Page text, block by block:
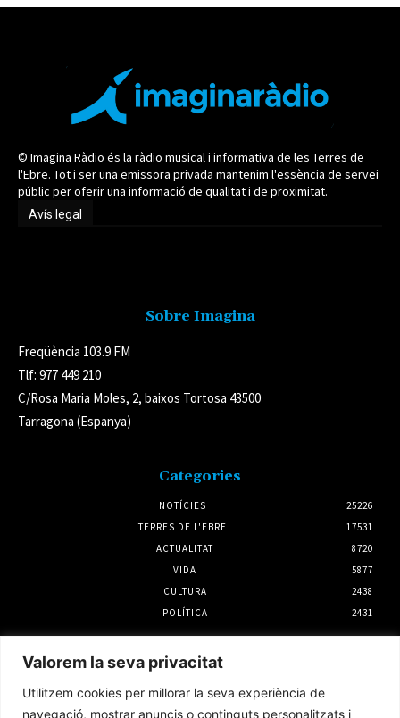
Valorem la seva privacitat
Utilitzem cookies per millorar la seva experiència de
navegació, mostrar anuncis o continguts personalitzats i
© Imagina Ràdio és la ràdio musical i informativa de les Terres de
l'Ebre. Tot i ser una emissora privada mantenim l'essència de servei
públic per oferir una informació de qualitat i de proximitat.
Avís legal
Sobre Imagina
Freqüència 103.9 FM
Tlf: 977 449 210
C/Rosa Maria Moles, 2, baixos Tortosa 43500
Tarragona (Espanya)
Categories
NOTÍCIES
25226
TERRES DE L'EBRE
17531
ACTUALITAT
8720
VIDA
5877
CULTURA
2438
POLÍTICA
2431
La calor extrema torna a matar el musclo al
delta de l’Ebre i fa perdre la producció un
20%